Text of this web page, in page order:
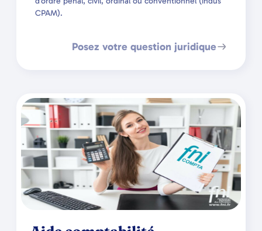
CPAM).
Posez votre question juridique